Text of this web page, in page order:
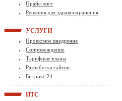
Прайс-лист
Решения для здравоохранения
УСЛУГИ
Проектное внедрение
Сопровождение
Тарифные планы
Разработка сайтов
Битрикс 24
ИТС